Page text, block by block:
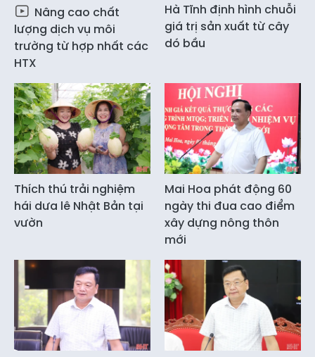
Nâng cao chất
lượng dịch vụ môi
trường từ hợp nhất các
HTX
Hà Tĩnh định hình chuỗi
giá trị sản xuất từ cây
dó bầu
Thích thú trải nghiệm
hái dưa lê Nhật Bản tại
vườn
Mai Hoa phát động 60
ngày thi đua cao điểm
xây dựng nông thôn
mới